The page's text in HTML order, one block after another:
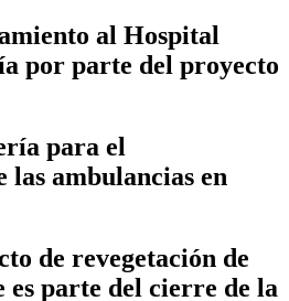
al Hospital
por parte del proyecto
para el
las ambulancias en
de revegetación de
es parte del cierre de la